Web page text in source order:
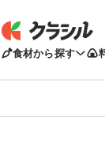
食材から探す